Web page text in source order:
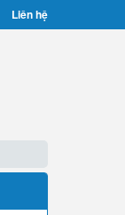
Liên hệ